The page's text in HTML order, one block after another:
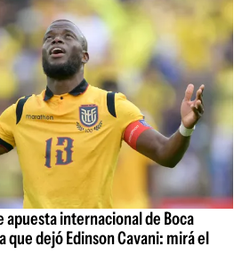
apuesta internacional de Boca
que dejó Edinson Cavani: mirá el